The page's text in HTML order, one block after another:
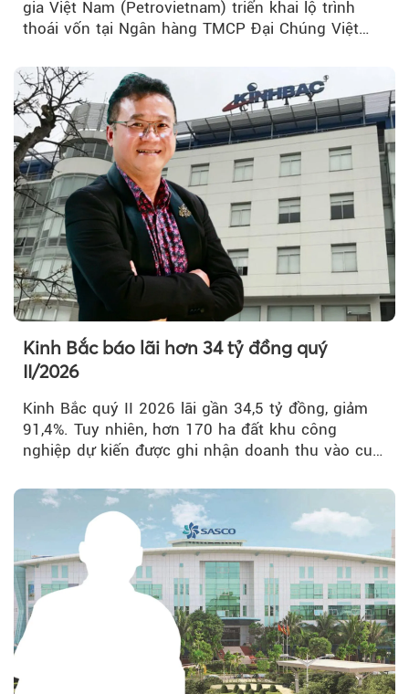
gia Việt Nam (Petrovietnam) triển khai lộ trình
thoái vốn tại Ngân hàng TMCP Đại Chúng Việt
Kinh Bắc báo lãi hơn 34 tỷ đồng quý
II/2026
Kinh Bắc quý II 2026 lãi gần 34,5 tỷ đồng, giảm
91,4%. Tuy nhiên, hơn 170 ha đất khu công
nghiệp dự kiến được ghi nhận doanh thu vào cuối